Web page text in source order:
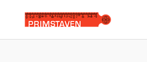
search